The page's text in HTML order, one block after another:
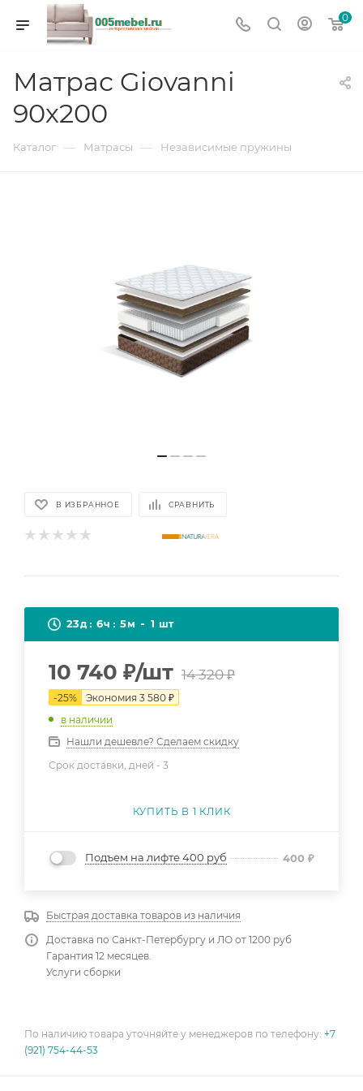
0
Матрас Giovanni
90х200
Каталог — Матрасы — Независимые пружины
В ИЗБРАННОЕ СРАВНИТЬ
23д 6ч 5м 1 шт
10 740 ₽/шт 14 320₽
-25% Экономия 3 580 ₽
в наличии
Нашли дешевле? Сделаем скидку
Срок доставки, дней - 3
КУПИТЬ В 1 КЛИК
Подъем на лифте 400 руб 400 ₽
Быстрая доставка товаров из наличия
Доставка по Санкт-Петербургу и ЛО от 1200 руб
Гарантия 12 месяцев.
Услуги сборки
По наличию товара уточняйте у менеджеров по телефону: +7
(921) 754-44-53